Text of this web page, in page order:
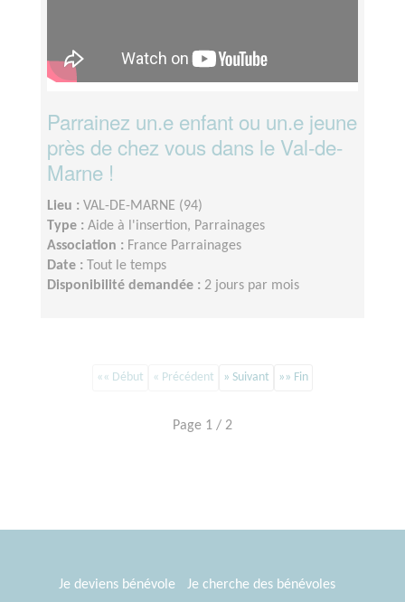
Parrainez un.e enfant ou un.e jeune
près de chez vous dans le Val-de-
Marne !
Lieu : VAL-DE-MARNE (94)
Type : Aide à l'insertion, Parrainages
Association : France Parrainages
Date :
Tout le temps
Disponibilité demandée : 2 jours par mois
«« Début « Précédent » Suivant »» Fin
Page 1 / 2
Je deviens bénévole
Je cherche des bénévoles